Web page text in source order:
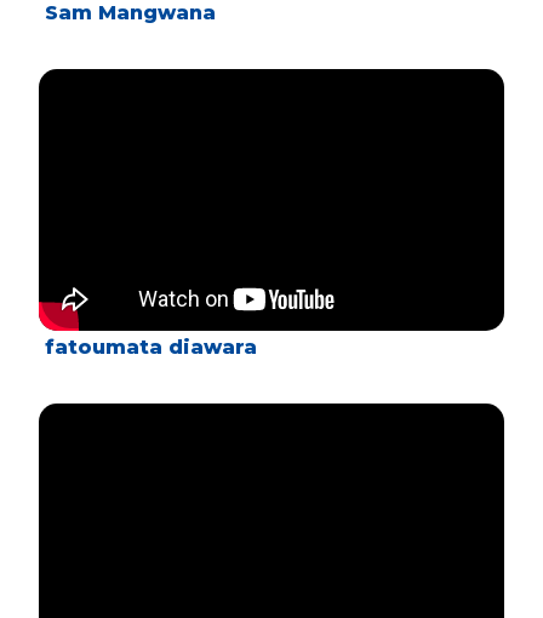
Sam Mangwana
fatoumata diawara